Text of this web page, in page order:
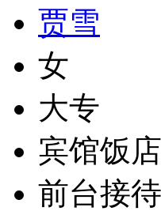
贾雪
女
大专
宾馆饭
前台接待